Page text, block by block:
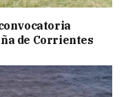
de Corrientes